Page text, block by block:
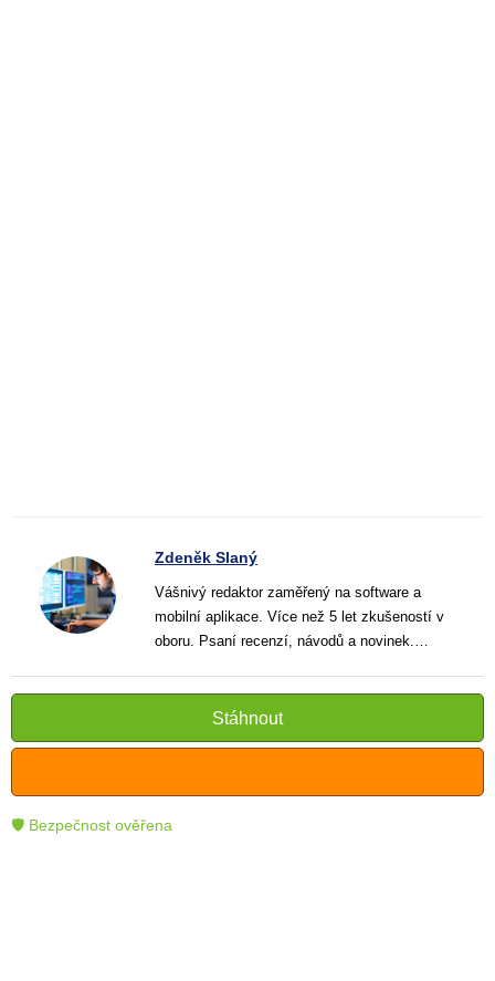
Zdeněk Slaný
Vášnivý redaktor zaměřený na software a
mobilní aplikace. Více než 5 let zkušeností v
oboru. Psaní recenzí, návodů a novinek.
pomáhají čtenářům lépe porozumět a využít
moderní technologie.
Stáhnout
🛡 Bezpečnost ověřena